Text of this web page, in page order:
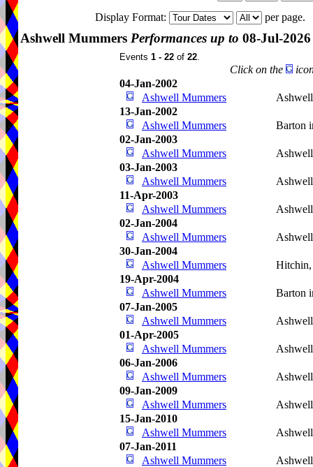
Display Format:
per page.
Ashwell Mummers Performances up to 08-Jul-2026
Events 1 - 22 of 22.
Click on the
04-Jan-2002
Ashwell Mummers
13-Jan-2002
Ashwell Mummers
Barton
02-Jan-2003
Ashwell Mummers
03-Jan-2003
Ashwell Mummers
11-Apr-2003
Ashwell Mummers
02-Jan-2004
Ashwell Mummers
30-Jan-2004
Ashwell Mummers
19-Apr-2004
Ashwell Mummers
Barton
07-Jan-2005
Ashwell Mummers
01-Apr-2005
Ashwell Mummers
06-Jan-2006
Ashwell Mummers
09-Jan-2009
Ashwell Mummers
15-Jan-2010
Ashwell Mummers
07-Jan-2011
Ashwell Mummers